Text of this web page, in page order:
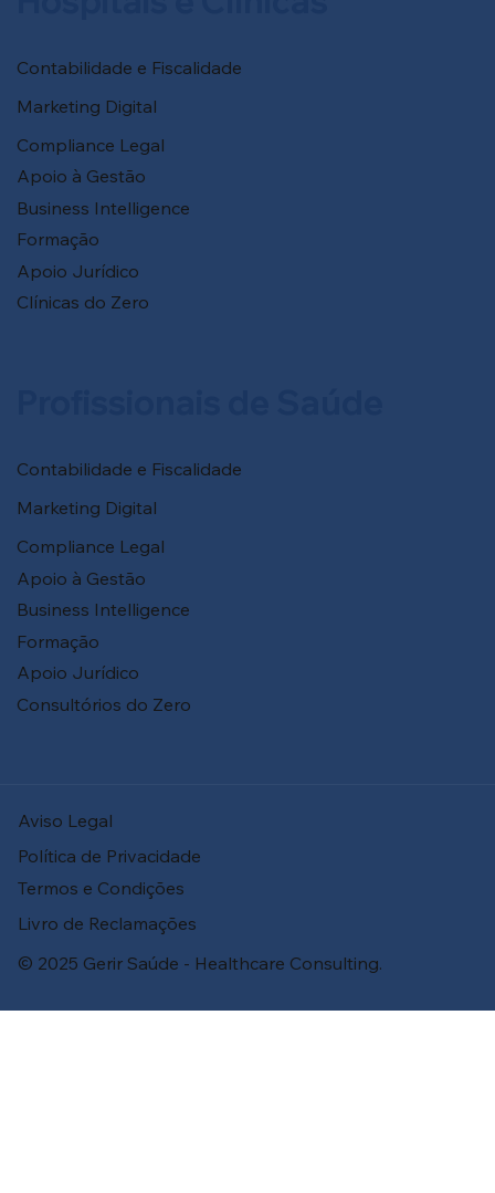
Aviso Legal
Política de Privacidade
Termos e Condições
Livro de Reclamações
© 2025 Gerir Saúde - Healthcare Consulting.
Contabilidade e Fiscalidade
Marketing Digital
Compliance Legal
Apoio à Gestão
Business Intelligence
Formação
Apoio Jurídico
Clínicas do Zero
Contabilidade e Fiscalidade
Marketing Digital
Compliance Legal
Apoio à Gestão
Business Intelligence
Formação
Apoio Jurídico
Consultórios do Zero